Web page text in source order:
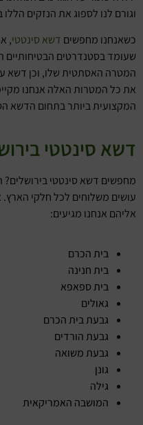
וגורם לנו לספוג את הנזקים
כשאנחנו מחפשים דשא סינטטי,
שעומד בסטנדרטים
המטרה האסתטית שלו, וכן דשא
את כל המטרות האלה אנחנו
המקצועית ביותר בתחום הדשא
דשא סינטטי
מחפשים דשא סינטטי בירושלים?
עושים משלוחים לכל חלקי הארץ.
אליהם אנחנו מגיעים:
בית הכרם
בית חנינה
בית ספאפא
גאולים
גבעת בית הכרם
גבעת הורדים
גבעת משואה
גונן
גילה
המושבה האמריקאית